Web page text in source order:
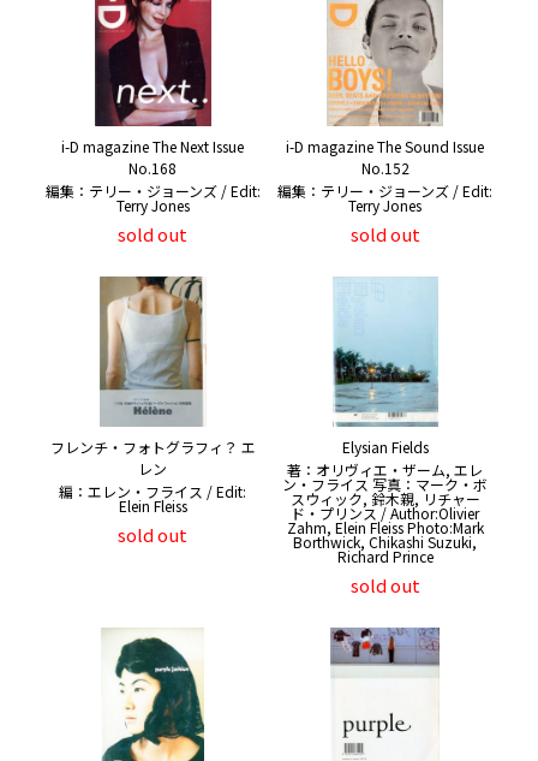
i-D magazine The Next Issue
No.168
編集：テリー・ジョーンズ / Edit:
Terry Jones
sold out
i-D magazine The Sound Issue
No.152
編集：テリー・ジョーンズ / Edit:
Terry Jones
sold out
フレンチ・フォトグラフィ？ エ
レン
編：エレン・フライス / Edit:
Elein Fleiss
sold out
Elysian Fields
著：オリヴィエ・ザーム, エレ
ン・フライス 写真：マーク・ボ
スウィック, 鈴木親, リチャー
ド・プリンス / Author:Olivier
Zahm, Elein Fleiss Photo:Mark
Borthwick, Chikashi Suzuki,
Richard Prince
sold out